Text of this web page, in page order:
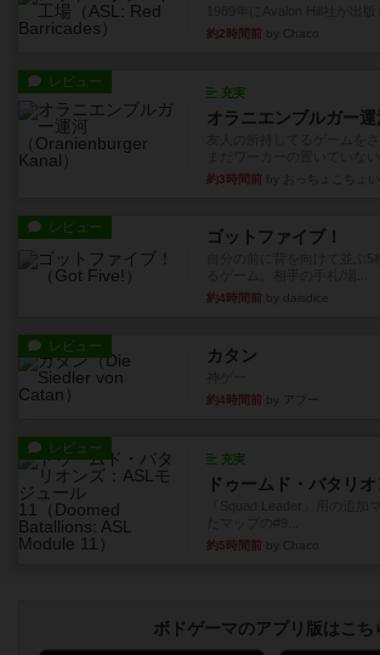
約2時間前
レビュー
充実
オラニエンブルガー運
約3時間前
レビュー ゴットファイブ！
約4時間前
レビュー カタン
約4時間前
レビュー
充実
約5時間前
ボドゲーマのアプリ版はこち